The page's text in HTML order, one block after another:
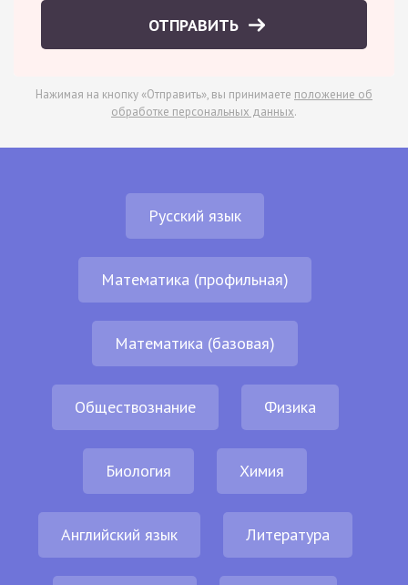
ОТПРАВИТЬ
Нажимая на кнопку «Отправить», вы принимаете положение об
обработке персональных данных.
Русский язык
Математика (профильная)
Математика (базовая)
Обществознание Физика
Биология Химия
Английский язык Литература